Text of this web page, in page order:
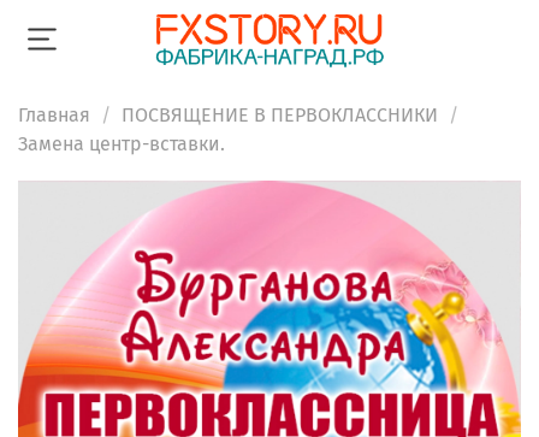
Главная
ПОСВЯЩЕНИЕ В ПЕРВОКЛАССНИКИ
Замена центр-вставки.